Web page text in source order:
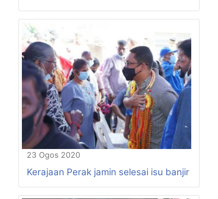
P76-N55
PASIR BEDAMAR
P76-N56
CHANGKAT JONG
P77-N57
SUNGKAI
P77-N58
SLIM
P77-N59
BEHRANG
23 Ogos 2020
Kerajaan Perak jamin selesai isu banjir